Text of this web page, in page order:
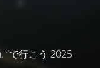
”で行こう 2025